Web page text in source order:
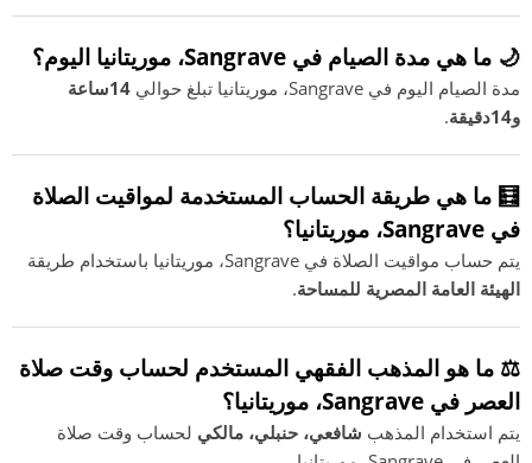
🌙 ما هي مدة الصيام في Sangrave، موريتانيا اليوم؟
مدة الصيام اليوم في Sangrave، موريتانيا تبلغ حوالي
14ساعة
و14دقيقة
.
🧮 ما هي طريقة الحساب المستخدمة لمواقيت الصلاة
في Sangrave، موريتانيا؟
يتم حساب مواقيت الصلاة في Sangrave، موريتانيا باستخدام طريقة
الهيئة العامة المصرية للمساحة.
⚖️ ما هو المذهب الفقهي المستخدم لحساب وقت صلاة
العصر في Sangrave، موريتانيا؟
يتم استخدام المذهب شافعي، حنبلي، مالكي لحساب وقت صلاة